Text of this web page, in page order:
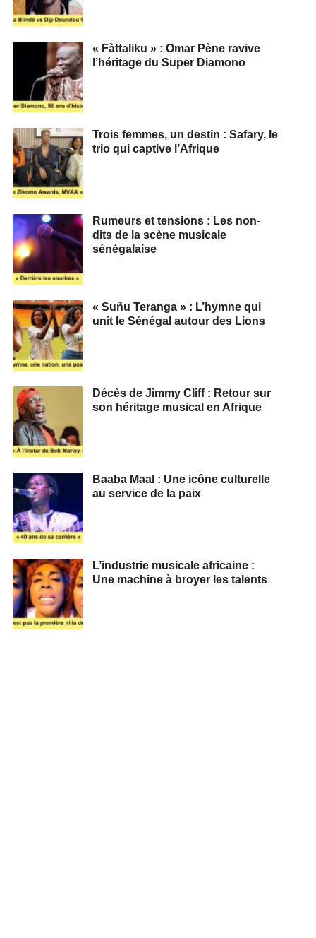
« Fàttaliku » : Omar Pène ravive
l’héritage du Super Diamono
Trois femmes, un destin : Safary, le
trio qui captive l’Afrique
Rumeurs et tensions : Les non-
dits de la scène musicale
sénégalaise
« Suñu Teranga » : L’hymne qui
unit le Sénégal autour des Lions
Décès de Jimmy Cliff : Retour sur
son héritage musical en Afrique
Baaba Maal : Une icône culturelle
au service de la paix
L’industrie musicale africaine :
Une machine à broyer les talents